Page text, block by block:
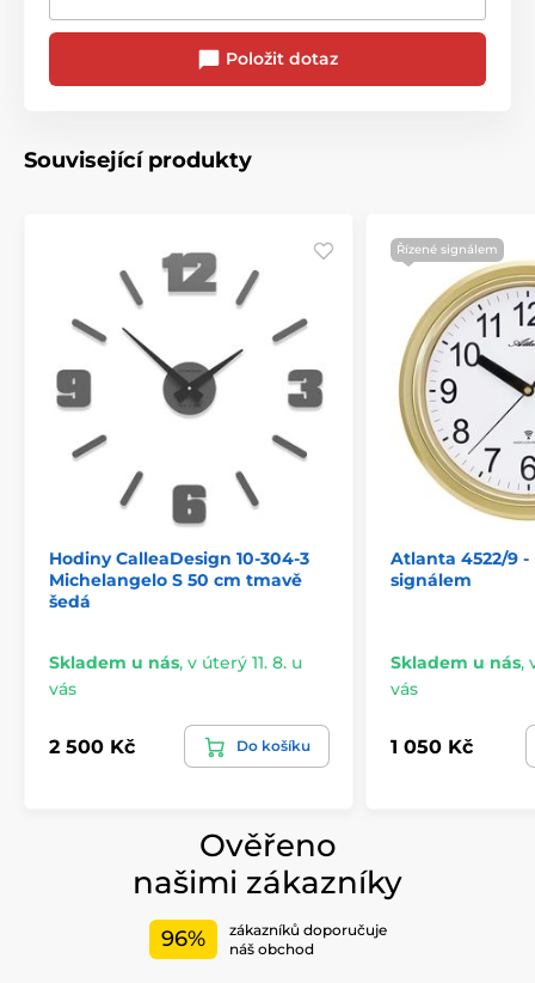
Položit dotaz
Související produkty
Hodiny CalleaDesign 10-304-3
Michelangelo S 50 cm tmavě
šedá
Skladem u nás, v úterý 11. 8. u
vás
2 500 Kč Do košíku
Řízené signálem
Atlanta 4522/9
signálem
Skladem u nás,
vás
1 050 Kč
Ověřeno
našimi zákazníky
96%
zákazníků doporučuje
náš obchod